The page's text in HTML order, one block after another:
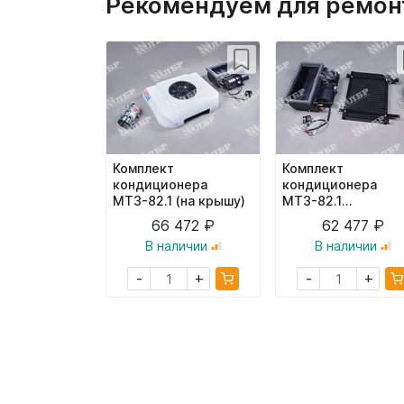
Комплект
кондиционера
МТЗ-82.1 (на крышу)
66 472 ₽
В наличии
- +
Комплект
кондиционера
МТЗ-82.1
(подкапотный)
62 477 ₽
В наличии
- +